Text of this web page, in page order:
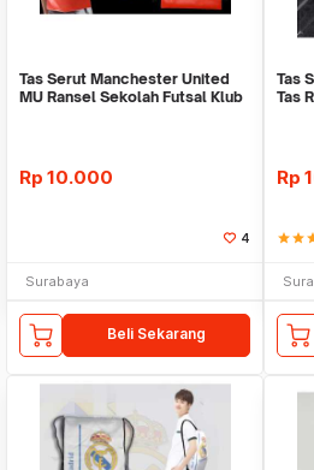
Tas Serut Manchester United
MU Ransel Sekolah Futsal Klub
Rp 10.000
4
Surabaya
Beli Sekarang
Tas
Tas
Rp
starstar